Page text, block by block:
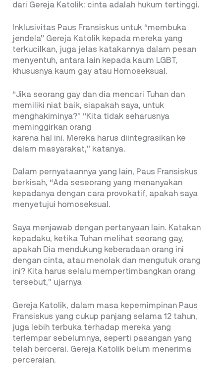
dari Gereja Katolik: cinta adalah hukum tertinggi.
Inklusivitas Paus Fransiskus untuk “membuka
jendela” Gereja Katolik kepada mereka yang
terkucilkan, juga jelas katakannya dalam pesan
menyentuh, antara lain kepada kaum LGBT,
khususnya kaum gay atau Homoseksual.
“Jika seorang gay dan dia mencari Tuhan dan
memiliki niat baik, siapakah saya, untuk
menghakiminya?” “Kita tidak seharusnya
meminggirkan orang
karena hal ini. Mereka harus diintegrasikan ke
dalam masyarakat,” katanya.
Dalam pernyataannya yang lain, Paus Fransiskus
berkisah, “Ada seseorang yang menanyakan
kepadanya dengan cara provokatif, apakah saya
menyetujui homoseksual.
Saya menjawab dengan pertanyaan lain. Katakan
kepadaku, ketika Tuhan melihat seorang gay,
apakah Dia mendukung keberadaan orang ini
dengan cinta, atau menolak dan mengutuk orang
ini? Kita harus selalu mempertimbangkan orang
tersebut,” ujarnya
Gereja Katolik, dalam masa kepemimpinan Paus
Fransiskus yang cukup panjang selama 12 tahun,
juga lebih terbuka terhadap mereka yang
terlempar sebelumnya, seperti pasangan yang
telah bercerai. Gereja Katolik belum menerima
perceraian.